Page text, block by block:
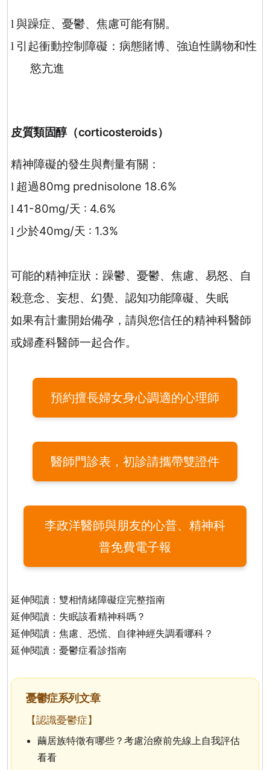
l與躁症、憂鬱、焦慮可能有關。
l 引起衝動控制障礙：病態賭博、強迫性購物和性
慾亢進
皮質類固醇（corticosteroids）
精神障礙的發生與劑量有關：
l 超過80mg prednisolone 18.6%
l 41-80mg/天 : 4.6%
l 少於40mg/天 : 1.3%
可能的精神症狀：躁鬱、憂鬱、焦慮、易怒、自
殺意念、妄想、幻覺、認知功能障礙、失眠
如果有計畫開始備孕，請與您信任的精神科醫師
或婦產科醫師一起合作。
預約擅長婦女身心調適的心理師
醫師門診表，初診請攜帶雙證件
李政洋醫師與朋友的心普、精神科
普免費電子報
延伸閱讀： 雙相情緒障礙症完整指南
延伸閱讀： 失眠該看精神科嗎？
延伸閱讀： 焦慮、恐慌、自律神經失調看哪科？
延伸閱讀： 憂鬱症看診指南
憂鬱症系列文章
【認識憂鬱症】
繭居族特徵有哪些？考慮治療前先線上自我評估
看看